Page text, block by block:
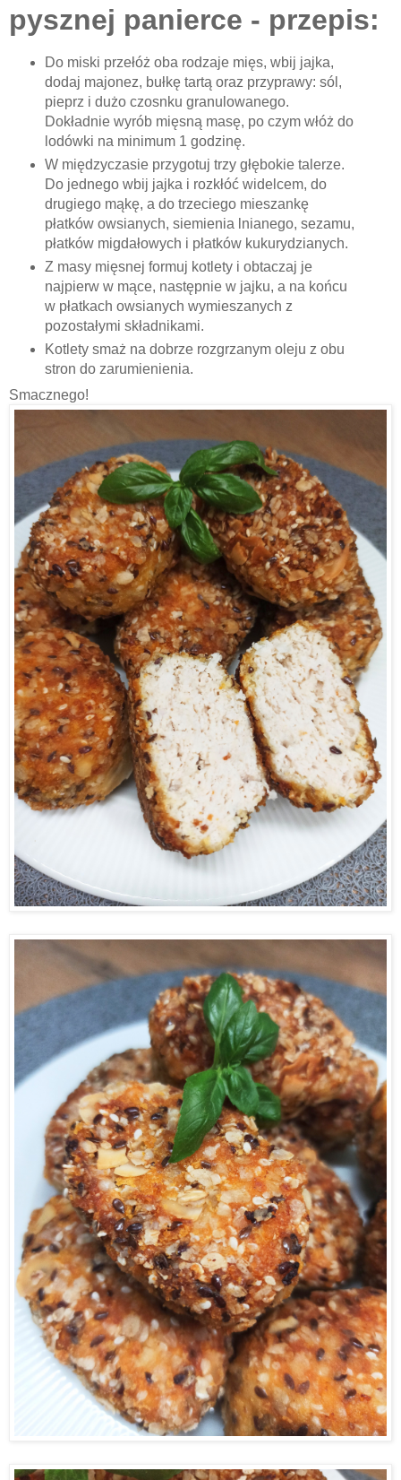
pysznej panierce - przepis:
Do miski przełóż oba rodzaje mięs, wbij jajka,
dodaj majonez, bułkę tartą oraz przyprawy: sól,
pieprz i dużo czosnku granulowanego.
Dokładnie wyrób mięsną masę, po czym włóż do
lodówki na minimum 1 godzinę.
W międzyczasie przygotuj trzy głębokie talerze.
Do jednego wbij jajka i rozkłóć widelcem, do
drugiego mąkę, a do trzeciego mieszankę
płatków owsianych, siemienia lnianego, sezamu,
płatków migdałowych i płatków kukurydzianych.
Z masy mięsnej formuj kotlety i obtaczaj je
najpierw w mące, następnie w jajku, a na końcu
w płatkach owsianych wymieszanych z
pozostałymi składnikami.
Kotlety smaż na dobrze rozgrzanym oleju z obu
stron do zarumienienia.
Smacznego!